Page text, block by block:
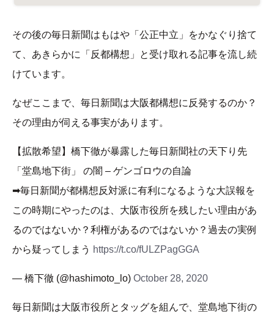
その後の毎日新聞はもはや「公正中立」をかなぐり捨て
て、あきらかに「反都構想」と受け取れる記事を流し続
けています。
なぜここまで、毎日新聞は大阪都構想に反発するのか？
その理由が伺える事実があります。
【拡散希望】橋下徹が暴露した毎日新聞社の天下り先
「堂島地下街」 の闇 – ゲンゴロウの自論
➡︎毎日新聞が都構想反対派に有利になるような大誤報を
この時期にやったのは、大阪市役所を残したい理由があ
るのではないか？利権があるのではないか？過去の実例
から疑ってしまう https://t.co/fULZPagGGA
— 橋下徹 (@hashimoto_lo) October 28, 2020
毎日新聞は大阪市役所とタッグを組んで、堂島地下街の